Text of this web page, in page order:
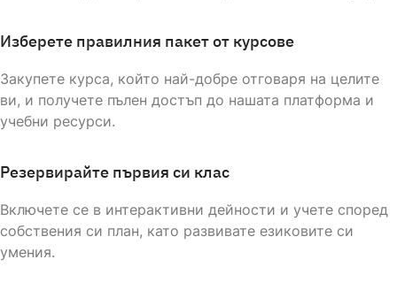
НОСИТЕЛ НА ЕЗИКА
Cynthia
englishMother tongue
Austin
englishMother tongue
Изберете правилния пакет от курсове
Закупете курса, който най-добре отговаря на целите
ви, и получете пълен достъп до нашата платформа и
учебни ресурси.
Резервирайте първия си клас
Включете се в интерактивни дейности и учете според
собствения си план, като развивате езиковите си
умения.